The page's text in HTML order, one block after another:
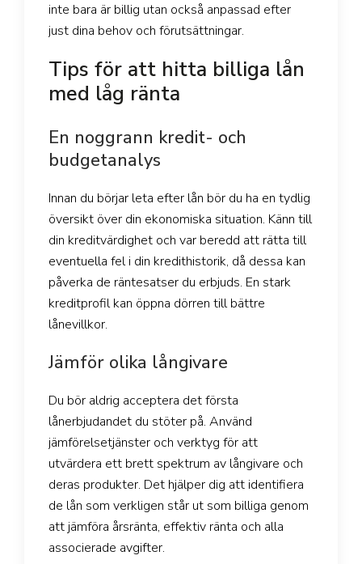
inte bara är billig utan också anpassad efter
just dina behov och förutsättningar.
Tips för att hitta billiga lån
med låg ränta
En noggrann kredit- och
budgetanalys
Innan du börjar leta efter lån bör du ha en tydlig
översikt över din ekonomiska situation. Känn till
din kreditvärdighet och var beredd att rätta till
eventuella fel i din kredithistorik, då dessa kan
påverka de räntesatser du erbjuds. En stark
kreditprofil kan öppna dörren till bättre
lånevillkor.
Jämför olika långivare
Du bör aldrig acceptera det första
lånerbjudandet du stöter på. Använd
jämförelsetjänster och verktyg för att
utvärdera ett brett spektrum av långivare och
deras produkter. Det hjälper dig att identifiera
de lån som verkligen står ut som billiga genom
att jämföra årsränta, effektiv ränta och alla
associerade avgifter.